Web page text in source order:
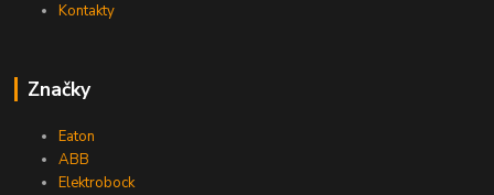
Kontakty
Značky
Eaton
ABB
Elektrobock